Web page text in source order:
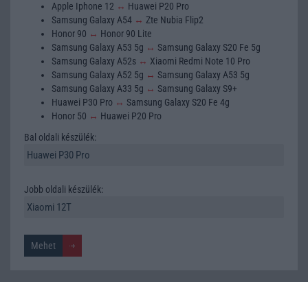
Apple Iphone 12 ↔ Huawei P20 Pro
Samsung Galaxy A54 ↔ Zte Nubia Flip2
Honor 90 ↔ Honor 90 Lite
Samsung Galaxy A53 5g ↔ Samsung Galaxy S20 Fe 5g
Samsung Galaxy A52s ↔ Xiaomi Redmi Note 10 Pro
Samsung Galaxy A52 5g ↔ Samsung Galaxy A53 5g
Samsung Galaxy A33 5g ↔ Samsung Galaxy S9+
Huawei P30 Pro ↔ Samsung Galaxy S20 Fe 4g
Honor 50 ↔ Huawei P20 Pro
Bal oldali készülék:
Jobb oldali készülék: